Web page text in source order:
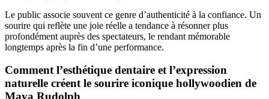
Le public associe souvent ce genre d’authenticité à la confiance. Un
sourire qui reflète une joie réelle a tendance à résonner plus
profondément auprès des spectateurs, le rendant mémorable
longtemps après la fin d’une performance.
Comment l’esthétique dentaire et l’expression
naturelle créent le sourire iconique hollywoodien de
Maya Rudolph